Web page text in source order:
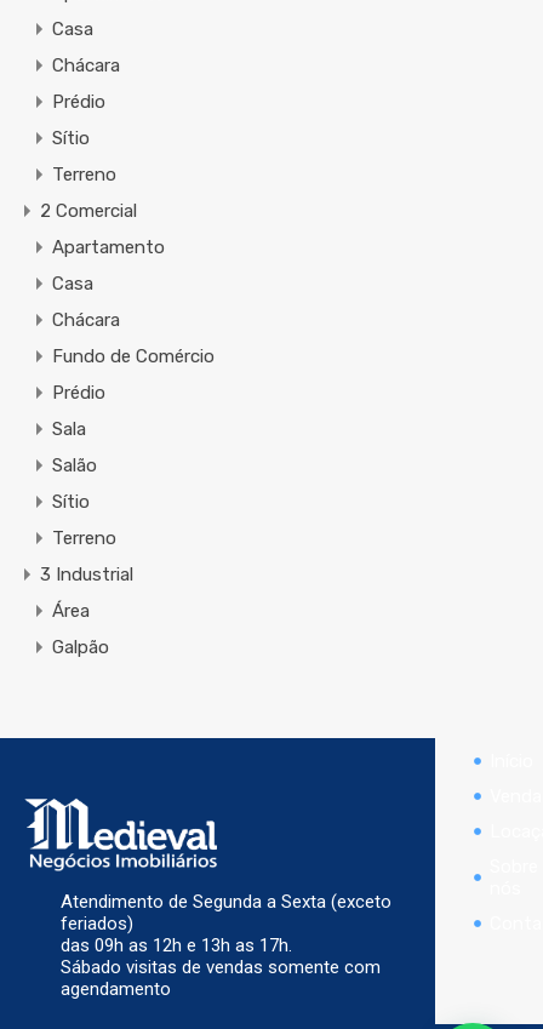
Casa
Chácara
Prédio
Sítio
Terreno
2 Comercial
Apartamento
Casa
Chácara
Fundo de Comércio
Prédio
Sala
Salão
Sítio
Terreno
3 Industrial
Área
Galpão
Atendimento de Segunda a Sexta (exceto
feriados)
das 09h as 12h e 13h as 17h.
Sábado visitas de vendas somente com
agendamento